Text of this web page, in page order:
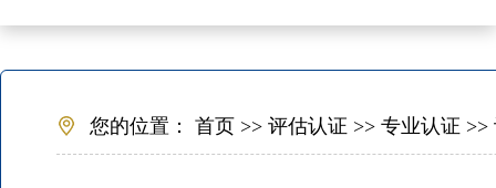
您的位置： 首页 >> 评估认证 >> 专业认证 >>